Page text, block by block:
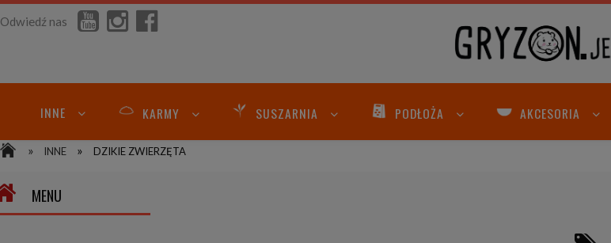
Odwiedź nas
INNE KARMY SUSZARNIA PODŁOŻA AKCESORIA
» INNE » DZIKIE ZWIERZĘTA
MENU